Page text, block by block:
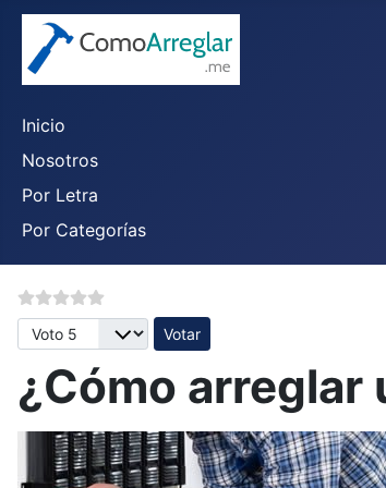
Inicio
Nosotros
Por Letra
Por Categorías
Por favor, vote
¿Cómo